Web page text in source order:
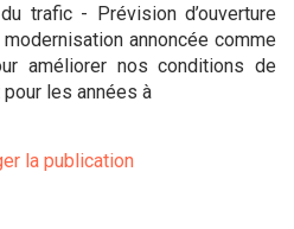
trafic - Prévision d’ouverture
modernisation annoncée comme
améliorer nos conditions de
les années à
la publication